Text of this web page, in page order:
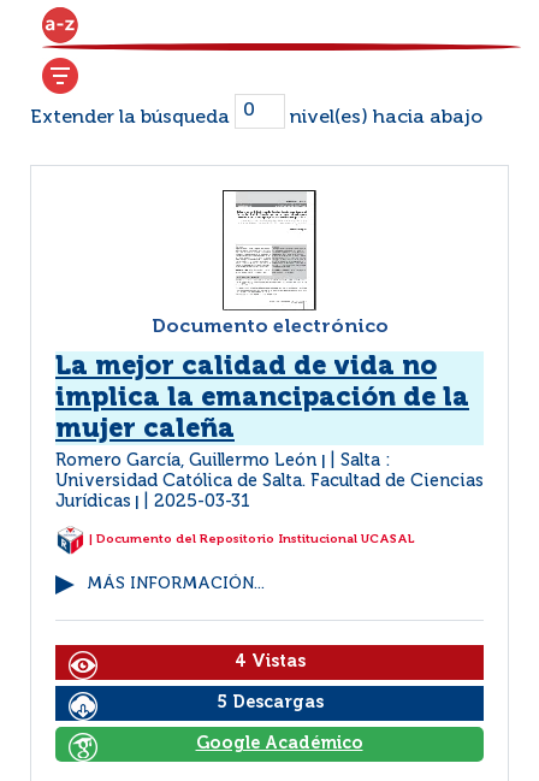
Extender la búsqueda nivel(es) hacia abajo
Documento electrónico
La mejor calidad de vida no
implica la emancipación de la
mujer caleña
Romero García, Guillermo León
Salta :
Universidad Católica de Salta. Facultad de Ciencias
Jurídicas
2025-03-31
| Documento del Repositorio Institucional UCASAL
MÁS INFORMACIÓN...
4 Vistas
5 Descargas
Google Académico